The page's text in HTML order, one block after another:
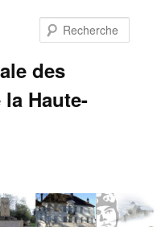
des
Haute-